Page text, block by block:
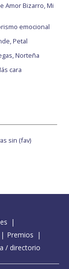
Amor Bizarro, Mi
emocional
Petal
Norteña
cara
sin (fav)
Premios
/ directorio